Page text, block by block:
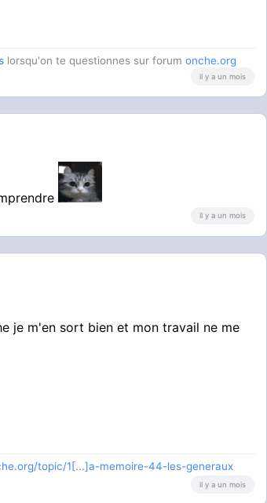
lorsqu'on te questionnes sur forumonche.org
il y a un mois
il y a un mois
je m'en sort bien et mon travail ne me
topic/1[...]a-memoire-44-les-generaux
il y a un mois